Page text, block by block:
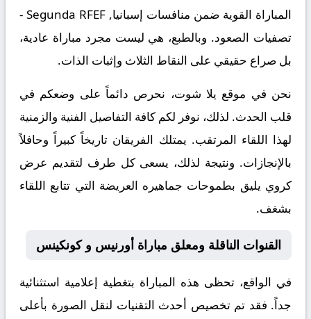
المباراة القوية ضمن منافسات
إسبانيا, Segunda RFEF -
تصفيات الصعود. وبالطبع، هي ليست مجرد مباراة عادية،
بل صراع حقيقي على النقاط الثلاث وإثبات الذات.
نحن في موقع يلا شوت، نحرص دائماً على وضعكم في
قلب الحدث. لذلك، نوفر لكم كافة التفاصيل الفنية والزمنية
لهذا اللقاء المرتقب. يمتلك الفريقان تاريخاً كبيراً وحافلاً
بالإنجازات. ونتيجة لذلك، يسعى كل طرف لتقديم عرض
كروي يليق بطموحات جماهيره العريضة التي تتابع اللقاء
بشغف.
القنوات الناقلة ومعلق مباراة أورنيس و كونكينس
في الواقع، تحظى هذه المباراة بتغطية إعلامية استثنائية
جداً. فقد تم تخصيص أحدث التقنيات لنقل الصورة بأعلى